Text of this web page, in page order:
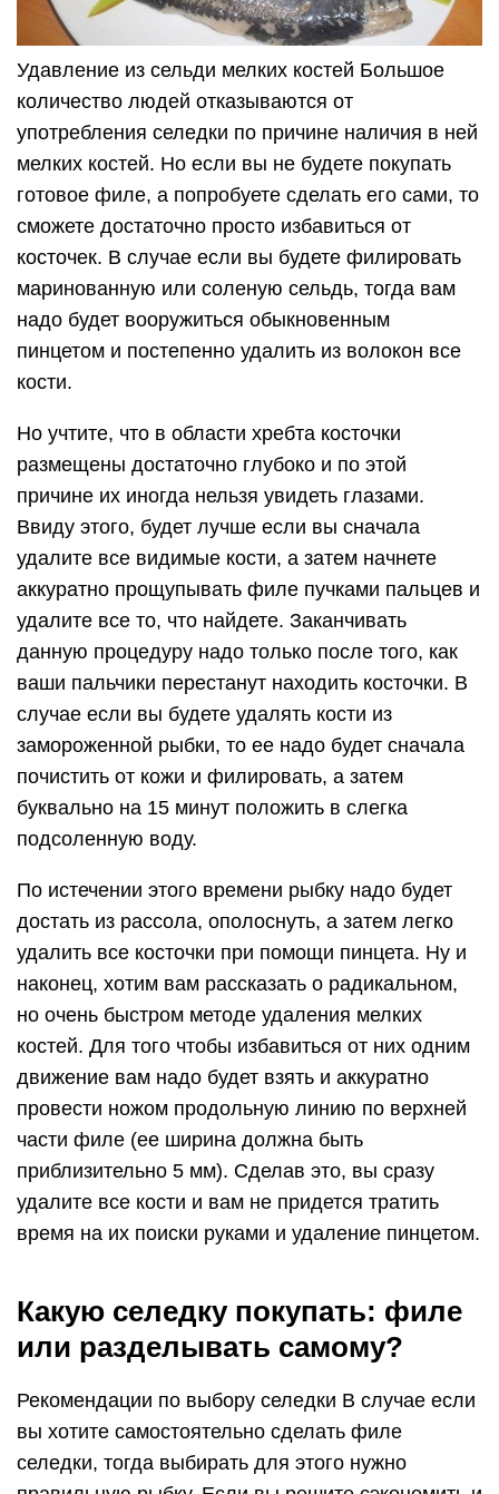
Удавление из сельди мелких костей Большое
количество людей отказываются от
употребления селедки по причине наличия в ней
мелких костей. Но если вы не будете покупать
готовое филе, а попробуете сделать его сами, то
сможете достаточно просто избавиться от
косточек. В случае если вы будете филировать
маринованную или соленую сельдь, тогда вам
надо будет вооружиться обыкновенным
пинцетом и постепенно удалить из волокон все
кости.
Но учтите, что в области хребта косточки
размещены достаточно глубоко и по этой
причине их иногда нельзя увидеть глазами.
Ввиду этого, будет лучше если вы сначала
удалите все видимые кости, а затем начнете
аккуратно прощупывать филе пучками пальцев и
удалите все то, что найдете. Заканчивать
данную процедуру надо только после того, как
ваши пальчики перестанут находить косточки. В
случае если вы будете удалять кости из
замороженной рыбки, то ее надо будет сначала
почистить от кожи и филировать, а затем
буквально на 15 минут положить в слегка
подсоленную воду.
По истечении этого времени рыбку надо будет
достать из рассола, ополоснуть, а затем легко
удалить все косточки при помощи пинцета. Ну и
наконец, хотим вам рассказать о радикальном,
но очень быстром методе удаления мелких
костей. Для того чтобы избавиться от них одним
движение вам надо будет взять и аккуратно
провести ножом продольную линию по верхней
части филе (ее ширина должна быть
приблизительно 5 мм). Сделав это, вы сразу
удалите все кости и вам не придется тратить
время на их поиски руками и удаление пинцетом.
Какую селедку покупать: филе
или разделывать самому?
Рекомендации по выбору селедки В случае если
вы хотите самостоятельно сделать филе
селедки, тогда выбирать для этого нужно